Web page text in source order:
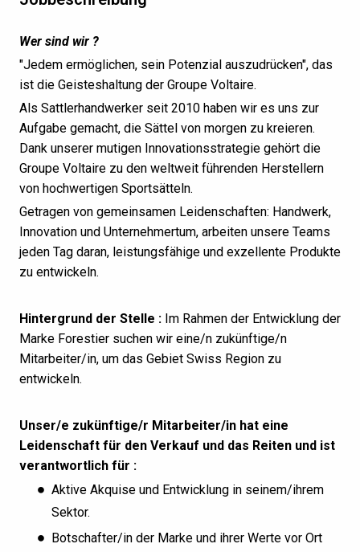
Wer sind wir ?
"Jedem ermöglichen, sein Potenzial auszudrücken", das
ist die Geisteshaltung der Groupe Voltaire.
Als Sattlerhandwerker seit 2010 haben wir es uns zur
Aufgabe gemacht, die Sättel von morgen zu kreieren.
Dank unserer mutigen Innovationsstrategie gehört die
Groupe Voltaire zu den weltweit führenden Herstellern
von hochwertigen Sportsätteln.
Getragen von gemeinsamen Leidenschaften: Handwerk,
Innovation und Unternehmertum, arbeiten unsere Teams
jeden Tag daran, leistungsfähige und exzellente Produkte
zu entwickeln.
Hintergrund der Stelle : Im Rahmen der Entwicklung der
Marke Forestier suchen wir eine/n zukünftige/n
Mitarbeiter/in, um das Gebiet Swiss Region zu
entwickeln.
Unser/e zukünftige/r Mitarbeiter/in hat eine
Leidenschaft für den Verkauf und das Reiten und ist
verantwortlich für :
Aktive Akquise und Entwicklung in seinem/ihrem
Sektor.
Botschafter/in der Marke und ihrer Werte vor Ort